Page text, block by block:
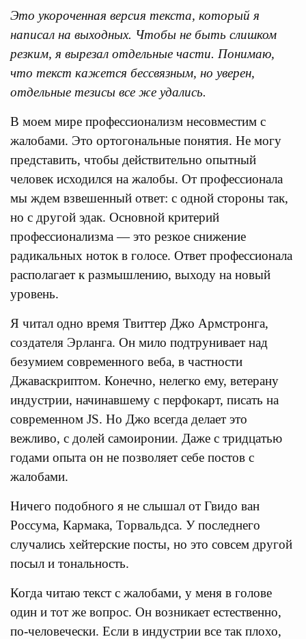
Это укороченная версия текста, который я
написал на выходных. Чтобы не быть слишком
резким, я вырезал отдельные части. Понимаю,
что текст кажется бессвязным, но уверен,
отдельные тезисы все же удались.
В моем мире профессионализм несовместим с
жалобами. Это ортогональные понятия. Не могу
представить, чтобы действительно опытный
человек исходился на жалобы. От профессионала
мы ждем взвешенный ответ: с одной стороны так,
но с другой эдак. Основной критерий
профессионализма — это резкое снижение
радикальных ноток в голосе. Ответ профессионала
располагает к размышлению, выходу на новый
уровень.
Я читал одно время Твиттер Джо Армстронга,
создателя Эрланга. Он мило подтрунивает над
безумием современного веба, в частности
Джаваскриптом. Конечно, нелегко ему, ветерану
индустрии, начинавшему с перфокарт, писать на
современном JS. Но Джо всегда делает это
вежливо, с долей самоиронии. Даже с тридцатью
годами опыта он не позволяет себе постов с
жалобами.
Ничего подобного я не слышал от Гвидо ван
Россума, Кармака, Торвальдса. У последнего
случались хейтерские посты, но это совсем другой
посыл и тональность.
Когда читаю текст с жалобами, у меня в голове
один и тот же вопрос. Он возникает естественно,
по-человечески. Если в индустрии все так плохо,